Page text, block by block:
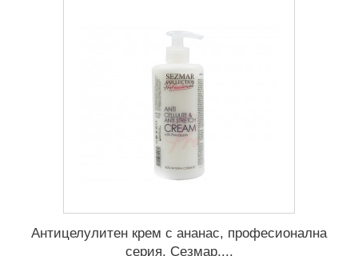
Антицелулитен крем с ананас, професионална
серия, Сезмар,...